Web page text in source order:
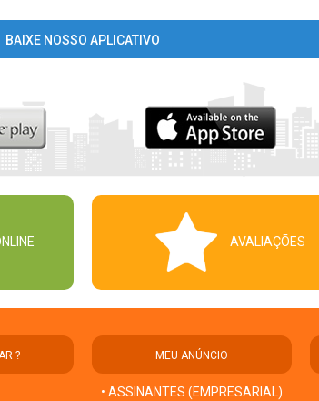
BAIXE NOSSO APLICATIVO
AVALIAÇÕES
? MEU ANÚNCIO
• ASSINANTES (EMPRESARIAL)